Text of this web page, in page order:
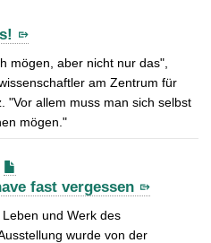
mögen, aber nicht nur das",
am Zentrum für
"Vor allem muss man sich selbst
mögen."
fast vergessen
und Werk des
wurde von der